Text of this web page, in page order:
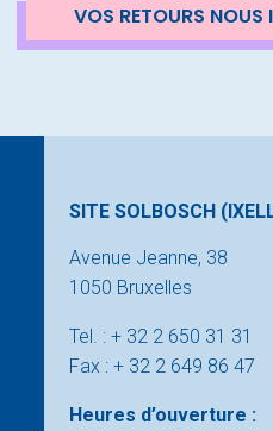
VOS RETOURS NOUS
SITE SOLBOSCH
Avenue Jeanne, 38
1050 Bruxelles
Tel. : + 32 2 650 31 31
Fax : + 32 2 649 86 47
Heures d’ouverture :